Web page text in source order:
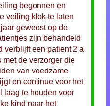
begonnen en
veiling klok te laten
geweest op de
zijn behandeld
verblijft een patient 2 a
de verzorger die
van voedzame
en continue voor het
laag te houden voor
kind naar het